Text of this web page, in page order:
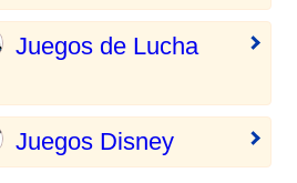
Juegos de Lucha
Juegos Disney